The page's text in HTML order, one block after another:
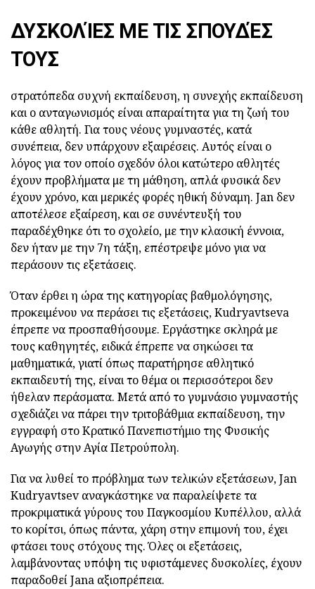
ΔΥΣΚΟΛΊΕΣ ΜΕ ΤΙΣ ΣΠΟΥΔΈΣ
ΤΟΥΣ
στρατόπεδα συχνή εκπαίδευση, η συνεχής εκπαίδευση
και ο ανταγωνισμός είναι απαραίτητα για τη ζωή του
κάθε αθλητή. Για τους νέους γυμναστές, κατά
συνέπεια, δεν υπάρχουν εξαιρέσεις. Αυτός είναι ο
λόγος για τον οποίο σχεδόν όλοι κατώτερο αθλητές
έχουν προβλήματα με τη μάθηση, απλά φυσικά δεν
έχουν χρόνο, και μερικές φορές ηθική δύναμη. Jan δεν
αποτέλεσε εξαίρεση, και σε συνέντευξή του
παραδέχθηκε ότι το σχολείο, με την κλασική έννοια,
δεν ήταν με την 7η τάξη, επέστρεψε μόνο για να
περάσουν τις εξετάσεις.
Όταν έρθει η ώρα της κατηγορίας βαθμολόγησης,
προκειμένου να περάσει τις εξετάσεις, Kudryavtseva
έπρεπε να προσπαθήσουμε. Εργάστηκε σκληρά με
τους καθηγητές, ειδικά έπρεπε να σηκώσει τα
μαθηματικά, γιατί όπως παρατήρησε αθλητικό
εκπαιδευτή της, είναι το θέμα οι περισσότεροι δεν
ήθελαν περάσματα. Μετά από το γυμνάσιο γυμναστής
σχεδιάζει να πάρει την τριτοβάθμια εκπαίδευση, την
εγγραφή στο Κρατικό Πανεπιστήμιο της Φυσικής
Αγωγής στην Αγία Πετρούπολη.
Για να λυθεί το πρόβλημα των τελικών εξετάσεων, Jan
Kudryavtsev αναγκάστηκε να παραλείψετε τα
προκριματικά γύρους του Παγκοσμίου Κυπέλλου, αλλά
το κορίτσι, όπως πάντα, χάρη στην επιμονή του, έχει
φτάσει τους στόχους της. Όλες οι εξετάσεις,
λαμβάνοντας υπόψη τις υφιστάμενες δυσκολίες, έχουν
παραδοθεί Jana αξιοπρέπεια.